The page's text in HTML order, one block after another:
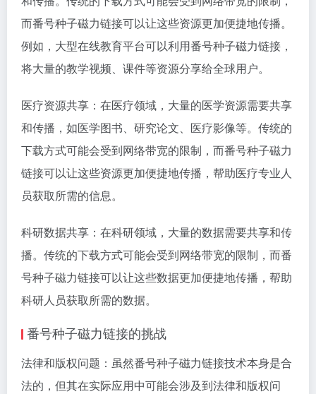
而番号种子磁力链接可以让这些资源更加便捷地传播。
例如，大型在线教育平台可以利用番号种子磁力链接，
将大量的教学视频、课件等资源分享给全球用户。
医疗资源共享：在医疗领域，大量的医学资源需要共享
和传播，如医学图书、研究论文、医疗影像等。传统的
下载方式可能会受到网络带宽的限制，而番号种子磁力
链接可以让这些资源更加便捷地传播，帮助医疗专业人
员获取所需的信息。
科研数据共享：在科研领域，大量的数据需要共享和传
播。传统的下载方式可能会受到网络带宽的限制，而番
号种子磁力链接可以让这些数据更加便捷地传播，帮助
科研人员获取所需的数据。
番号种子磁力链接的挑战
法律和版权问题：虽然番号种子磁力链接技术本身是合
法的，但其在实际应用中可能会涉及到法律和版权问